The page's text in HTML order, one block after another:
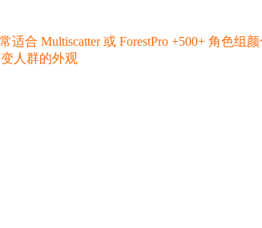
适合 Multiscatter 或 ForestPro +500+ 角色
人群的外观